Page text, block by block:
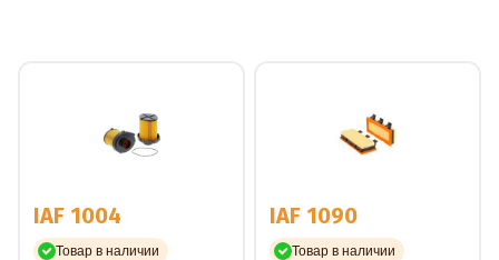
IAF 1004
Товар в наличии
IAF 1090
Товар в наличии